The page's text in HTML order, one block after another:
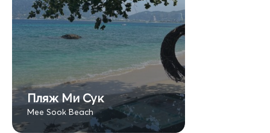
Пляж Ми Сук
Mee Sook Beach